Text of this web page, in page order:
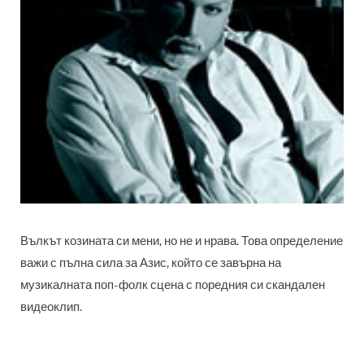
Вълкът козината си мени, но не и нрава. Това определение
важи с пълна сила за Азис, който се завърна на
музикалната поп-фолк сцена с поредния си скандален
видеоклип.